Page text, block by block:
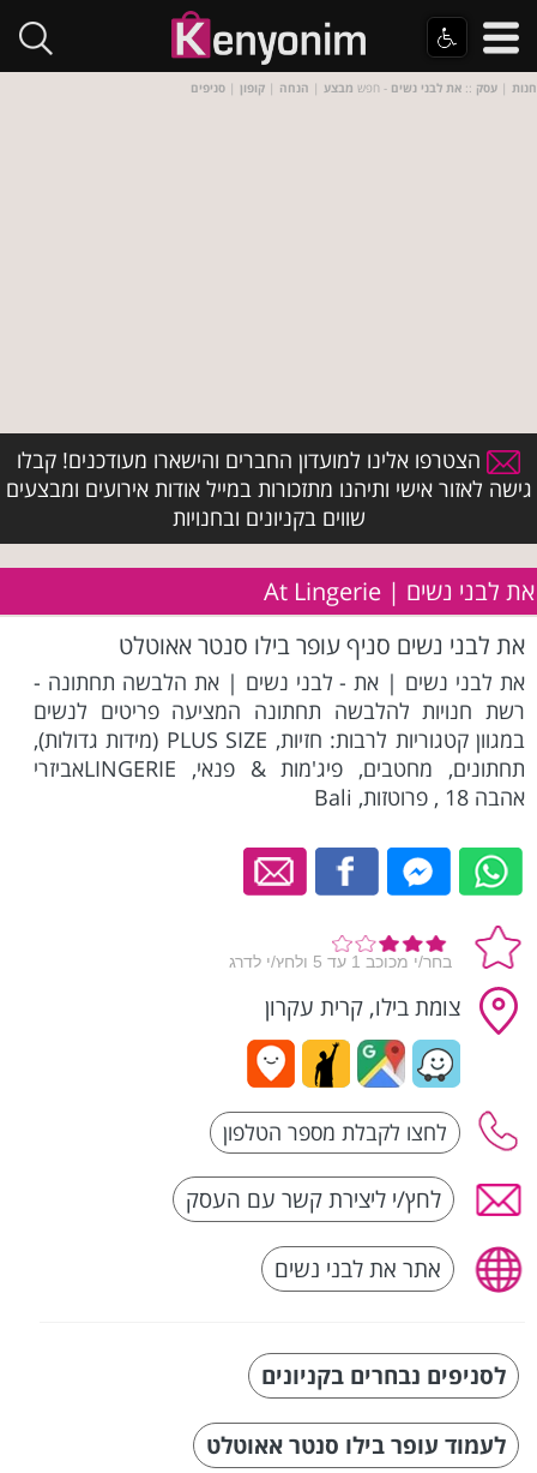
חנות | עסק :: את לבני נשים - חפש מבצע | הנחה | קופון | סניפים
הצטרפו אלינו למועדון החברים והישארו מעודכנים! קבלו
גישה לאזור אישי ותיהנו מתזכורות במייל אודות אירועים ומבצעים
שווים בקניונים ובחנויות
את לבני נשים | At Lingerie
את לבני נשים סניף עופר בילו סנטר אאוטלט
את לבני נשים | את - לבני נשים | את הלבשה תחתונה -
רשת חנויות להלבשה תחתונה המציעה פריטים לנשים
במגוון קטגוריות לרבות: חזיות, PLUS SIZE (מידות גדולות),
תחתונים, מחטבים, פיג'מות & פנאי, LINGERIEאביזרי
אהבה 18 , פרוטזות, Bali
צומת בילו, קרית עקרון
לחץ/י ליצירת קשר עם העסק
אתר את לבני נשים
לסניפים נבחרים בקניונים
לעמוד עופר בילו סנטר אאוטלט